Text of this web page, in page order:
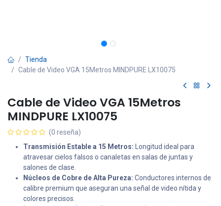
Tienda
Cable de Video VGA 15Metros MINDPURE LX10075
Cable de Video VGA 15Metros
MINDPURE LX10075
(0 reseña)
Transmisión Estable a 15 Metros: Longitud ideal para
atravesar cielos falsos o canaletas en salas de juntas y
salones de clase.
Núcleos de Cobre de Alta Pureza: Conductores internos de
calibre premium que aseguran una señal de video nítida y
colores precisos.